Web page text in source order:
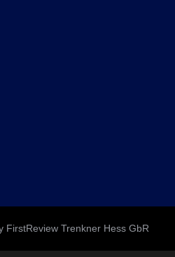
Trenkner Hess GbR